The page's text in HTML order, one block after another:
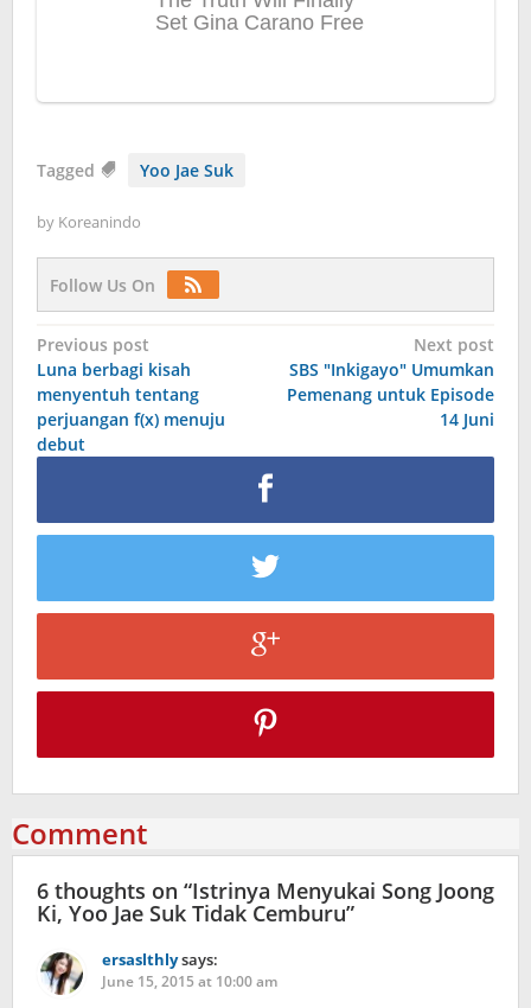
Tagged Yoo Jae Suk
by Koreanindo
Follow Us On
Post
navigation
Previous post
Luna berbagi kisah
menyentuh tentang
perjuangan f(x) menuju
debut
Next post
SBS "Inkigayo" Umumkan
Pemenang untuk Episode
14 Juni
Comment
6 thoughts on “Istrinya Menyukai Song Joong
Ki, Yoo Jae Suk Tidak Cemburu”
ersaslthlysays:
June 15, 2015 at 10:00 am